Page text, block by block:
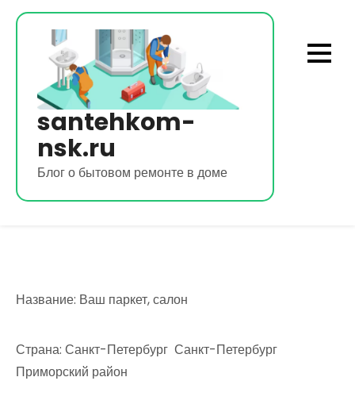
Перейти
содержимому
santehkom-
nsk.ru
Блог о бытовом ремонте в доме
Название: Ваш паркет, салон
Страна: Санкт-Петербург Санкт-Петербург
Приморский район